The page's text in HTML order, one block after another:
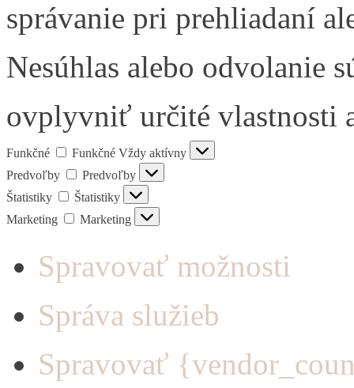
správanie pri prehliadaní
Nesúhlas alebo odvolanie
ovplyvniť určité vlastnosti
Funkčné Funkčné Vždy aktívny
Predvoľby
Predvoľby
Štatistiky
Štatistiky
Marketing
Marketing
Spravovať možnosti
Správa služieb
Spravovať